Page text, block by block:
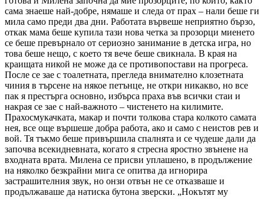
сама знаеше най-добре, нямаше и следа от прах – нали беше ги
мила само преди два дни. Работата вървеше неприятно бързо,
откак мама беше купила тази нова четка за прозорци миенето
се беше превърнало от сериозно занимание в детска игра, но
това беше нещо, с което тя вече беше свикнала. В края на
краищата никой не може да се противопостави на прогреса.
После се зае с тоалетната, прегледа внимателно клозетната
чиния в търсене на някое петънце, не откри никакво, но все
пак я престърга основно, избърса праха във всички стаи и
накрая се зае с най-важното – чистенето на килимите.
Прахосмукачката, макар и почти толкова стара колкото самата
нея, все още вършеше добра работа, ако и само с неистов рев и
вой. Тя тъкмо беше привършила спалнята и се чудеше дали да
започва всекидневната, когато я стресна яростно звънене на
входната врата. Милена се присви уплашено, в продължение
на няколко безкрайни мига се опитва да игнорира
застрашителния звук, но онзи отвън не се отказваше и
продължаваше да натиска бутона зверски. „Нокътят му